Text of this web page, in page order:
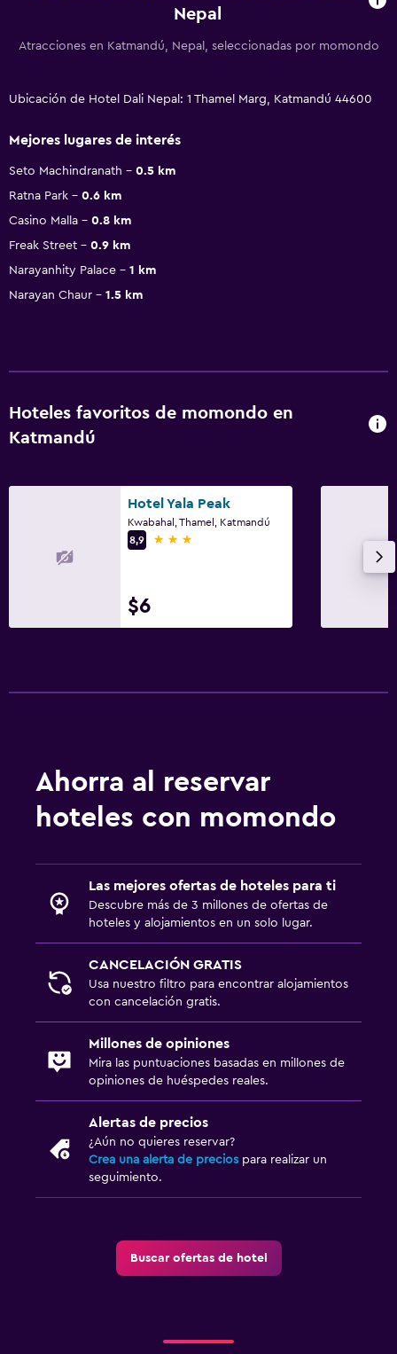
Nepal
Atracciones en Katmandú, Nepal, seleccionadas por momondo
Ubicación de Hotel Dali Nepal: 1 Thamel Marg, Katmandú 44600
Mejores lugares de interés
Seto Machindranath
0.5 km
Ratna Park
0.6 km
Casino Malla
0.8 km
Freak Street
0.9 km
Narayanhity Palace
1 km
Narayan Chaur
1.5 km
Hoteles favoritos de momondo en
Katmandú
Hotel Yala Peak
Kwabahal, Thamel, Katmandú
8,9
3 estrellas
$6
Ahorra al reservar
hoteles con momondo
Las mejores ofertas de hoteles para ti
Descubre más de 3 millones de ofertas de
hoteles y alojamientos en un solo lugar.
CANCELACIÓN GRATIS
Usa nuestro filtro para encontrar alojamientos
con cancelación gratis.
Millones de opiniones
Mira las puntuaciones basadas en millones de
opiniones de huéspedes reales.
Alertas de precios
¿Aún no quieres reservar?
Crea una alerta de precios para realizar un
seguimiento.
Buscar ofertas de hotel